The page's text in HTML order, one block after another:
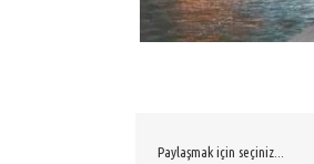
Paylaşmak için seçiniz...